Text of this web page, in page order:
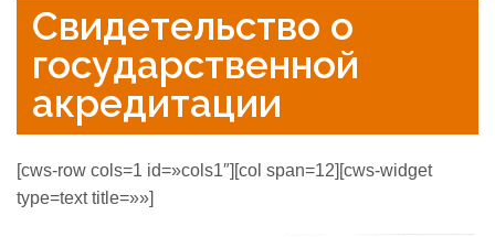
Деятельность
Родителям
Учитель года
Свидетельство о
государственной
акредитации
[cws-row cols=1 id=»cols1″][col span=12][cws-widget
type=text title=»»]